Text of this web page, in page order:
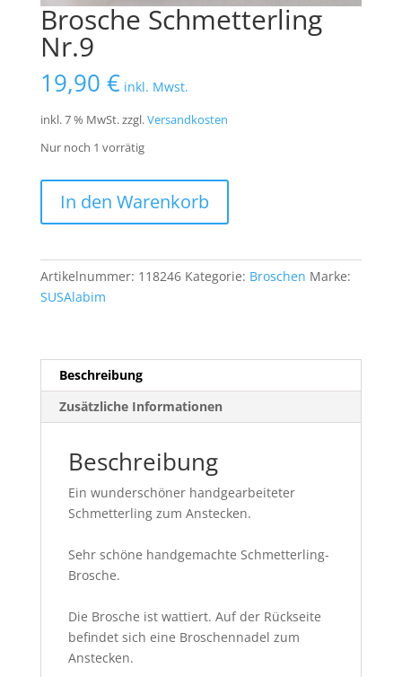
Brosche Schmetterling
Nr.9
19,90 € inkl. Mwst.
inkl. 7 % MwSt.zzgl.Versandkosten
Nur noch 1 vorrätig
Schmetterling
In den Warenkorb
Artikelnummer: 118246 Kategorie: Broschen Marke:
SUSAlabim
Beschreibung
Zusätzliche Informationen
Beschreibung
Ein wunderschöner handgearbeiteter
Schmetterling zum Anstecken.
Sehr schöne handgemachte Schmetterling-
Brosche.
Die Brosche ist wattiert. Auf der Rückseite
befindet sich eine Broschennadel zum
Anstecken.